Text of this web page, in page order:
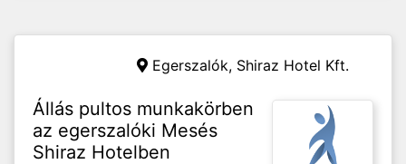
Egerszalók, Shiraz Hotel Kft.
Állás pultos munkakörben
az egerszalóki Mesés
Shiraz Hotelben